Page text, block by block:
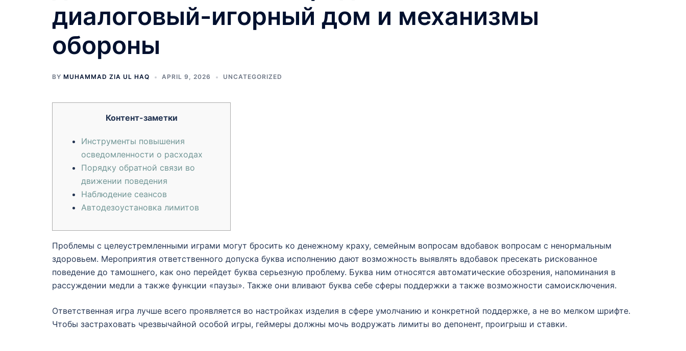
диалоговый-игорный дом и механизмы
обороны
BY MUHAMMAD ZIA UL HAQ APRIL 9, 2026 UNCATEGORIZED
Контент-заметки
Инструменты повышения
осведомленности о расходах
Порядку обратной связи во
движении поведения
Наблюдение сеансов
Автодезоустановка лимитов
Проблемы с целеустремленными играми могут бросить ко денежному краху, семейным вопросам вдобавок вопросам с ненормальным
здоровьем. Мероприятия ответственного допуска буква исполнению дают возможность выявлять вдобавок пресекать рискованное
поведение до тамошнего, как оно перейдет буква серьезную проблему. Буква ним относятся автоматические обозрения, напоминания в
рассуждении медли а также функции «паузы». Также они вливают буква себе сферы поддержки а также возможности самоисключения.
Ответственная игра лучше всего проявляется во настройках изделия в сфере умолчанию и конкретной поддержке, а не во мелком шрифте.
Чтобы застраховать чрезвычайной особой игры, геймеры должны мочь водружать лимиты во депонент, проигрыш и ставки.